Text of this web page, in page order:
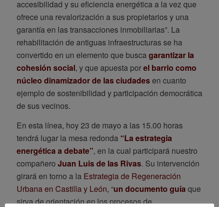
accesibilidad y su eficiencia energética a la vez que
ofrece una revalorización a sus propietarios y una
garantía en las transacciones inmobiliarias”. La
rehabilitación de antiguas infraestructuras se ha
convertido en un elemento que buscagarantizar la
cohesión social, y que apuesta porel barrio como
núcleo dinamizador de las ciudadesen cuanto
ejemplo de sostenibilidad y participación democrática
de sus vecinos.
En esta línea, hoy 23 de mayo a las 15.00 horas
tendrá lugar la mesa redonda “La estrategia
energética a debate”, en la cual participará nuestro
compañero Juan Luis de las Rivas. Su intervención
girará en torno a la Estrategia de Regeneración
Urbana en Castilla y León, “un documento guía que
sirva de orientación en los procesos de